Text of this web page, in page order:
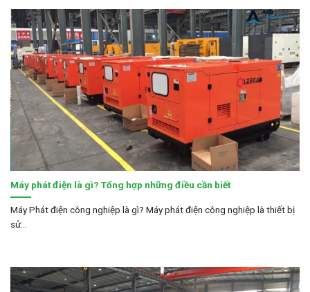
Máy phát điện là gì? Tổng hợp những điều cần biết
Máy Phát điện công nghiệp là gì? Máy phát điện công nghiệp là thiết bị
sử...